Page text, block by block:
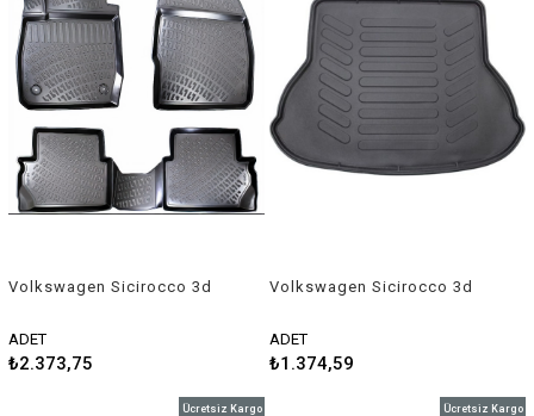
Volkswagen Sicirocco 3d
ADET
₺2.373,75
Volkswagen Sicirocco 3d
ADET
₺1.374,59
Ücretsiz Kargo Ücretsiz Kargo